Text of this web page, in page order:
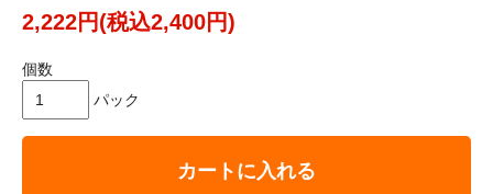
2,222円(税込2,400円)
個数
パック
カートに入れる